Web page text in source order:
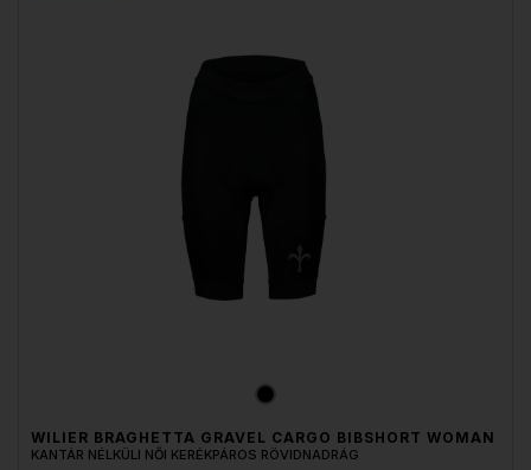
WILIER BRAGHETTA GRAVEL CARGO BIBSHORT WOMAN
KANTÁR NÉLKÜLI NŐI KERÉKPÁROS RÖVIDNADRÁG